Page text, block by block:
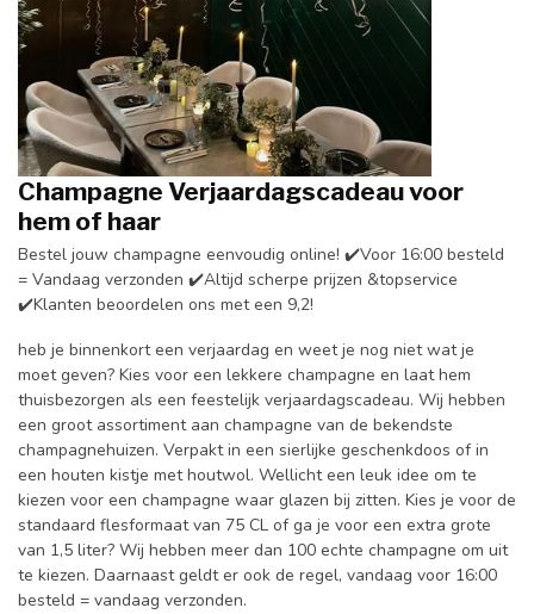
Champagne Verjaardagscadeau voor
hem of haar
Bestel jouw champagne eenvoudig online! ✔️Voor 16:00 besteld
= Vandaag verzonden ✔️Altijd scherpe prijzen &topservice
✔️Klanten beoordelen ons met een 9,2!
heb je binnenkort een verjaardag en weet je nog niet wat je
moet geven? Kies voor een lekkere champagne en laat hem
thuisbezorgen als een feestelijk verjaardagscadeau. Wij hebben
een groot assortiment aan champagne van de bekendste
champagnehuizen. Verpakt in een sierlijke geschenkdoos of in
een houten kistje met houtwol. Wellicht een leuk idee om te
kiezen voor een champagne waar glazen bij zitten. Kies je voor de
standaard flesformaat van 75 CL of ga je voor een extra grote
van 1,5 liter? Wij hebben meer dan 100 echte champagne om uit
te kiezen. Daarnaast geldt er ook de regel, vandaag voor 16:00
besteld = vandaag verzonden.